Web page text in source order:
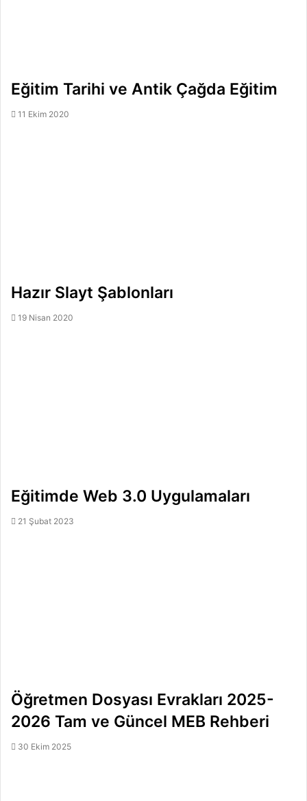
Eğitim Tarihi ve Antik Çağda Eğitim
11 Ekim 2020
Hazır Slayt Şablonları
19 Nisan 2020
Eğitimde Web 3.0 Uygulamaları
21 Şubat 2023
Öğretmen Dosyası Evrakları 2025-
2026 Tam ve Güncel MEB Rehberi
30 Ekim 2025